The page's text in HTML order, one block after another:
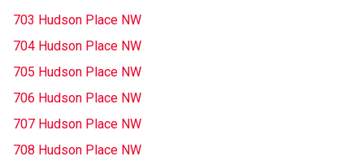
703 Hudson Place NW
704 Hudson Place NW
705 Hudson Place NW
706 Hudson Place NW
707 Hudson Place NW
708 Hudson Place NW